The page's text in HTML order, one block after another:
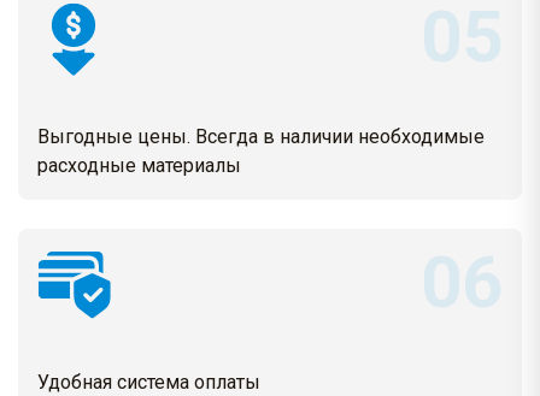
Выгодные цены. Всегда в наличии необходимые
расходные материалы
Удобная система оплаты